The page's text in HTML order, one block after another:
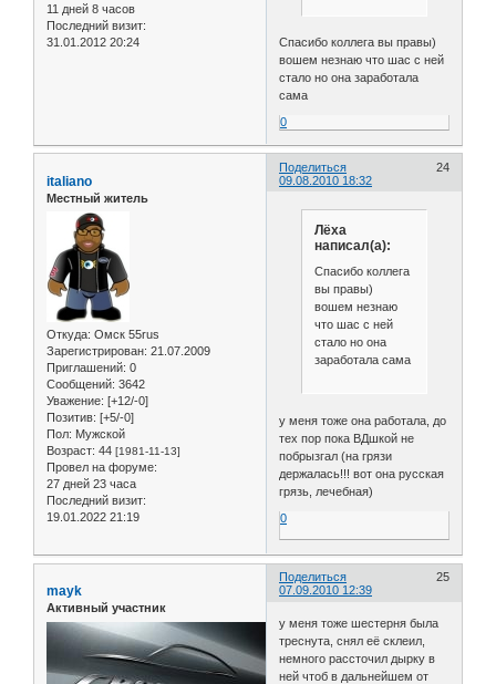
11 дней 8 часов
Последний визит:
31.01.2012 20:24
Спасибо коллега вы правы)
вошем незнаю что шас с ней
стало но она заработала
сама
0
Поделиться
24
09.08.2010 18:32
italiano
Местный житель
Откуда: Омск 55rus
Зарегистрирован: 21.07.2009
Приглашений: 0
Сообщений: 3642
Уважение: [+12/-0]
Позитив: [+5/-0]
Пол: Мужской
Возраст: 44 [1981-11-13]
Провел на форуме:
27 дней 23 часа
Последний визит:
19.01.2022 21:19
Лёха
написал(а):
Спасибо коллега
вы правы)
вошем незнаю
что шас с ней
стало но она
заработала сама
у меня тоже она работала, до
тех пор пока ВДшкой не
побрызгал (на грязи
держалась!!! вот она русская
грязь, лечебная)
0
Поделиться
25
07.09.2010 12:39
mayk
Активный участник
у меня тоже шестерня была
треснута, снял её склеил,
немного рассточил дырку в
ней чтоб в дальнейшем от